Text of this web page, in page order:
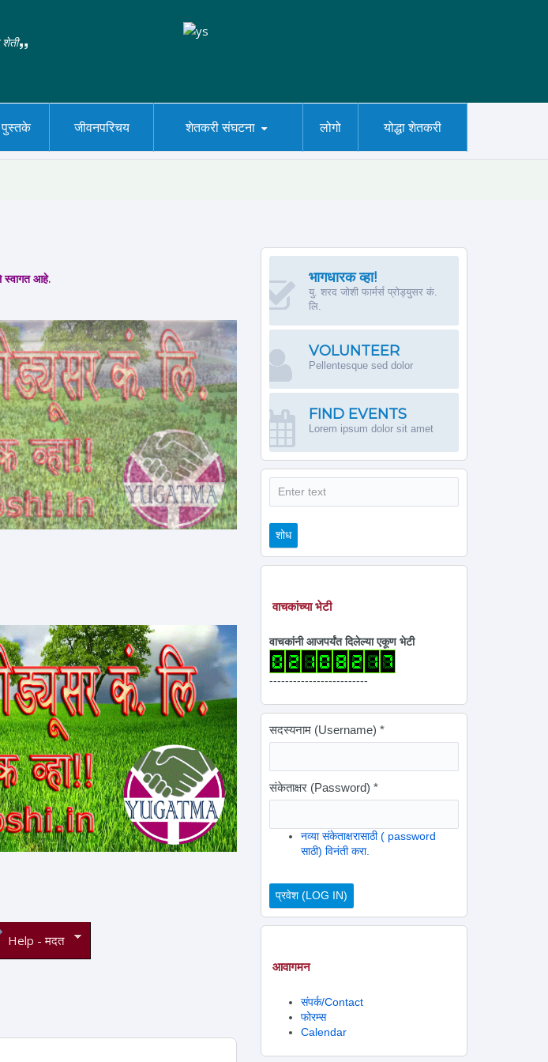
शेती
पुस्तके जीवनपरिचय शेतकरी संघटना लोगो योद्धा शेतकरी
स्वागत आहे.
Help - मदत
भागधारक व्हा!
यु. शरद जोशी फार्मर्स प्रोड्युसर कं.
लि.
VOLUNTEER
Pellentesque sed dolor
FIND EVENTS
Lorem ipsum dolor sit amet
शोध
शोध
वाचकांच्या भेटी
वाचकांनी आजपर्यंत दिलेल्या एकूण भेटी
-------------------------
सदस्यनाम (Username) *
संकेताक्षर (Password) *
नव्या संकेताक्षरासाठी ( password
साठी) विनंती करा.
आवागमन
संपर्क/Contact
फोरम्स
Calendar